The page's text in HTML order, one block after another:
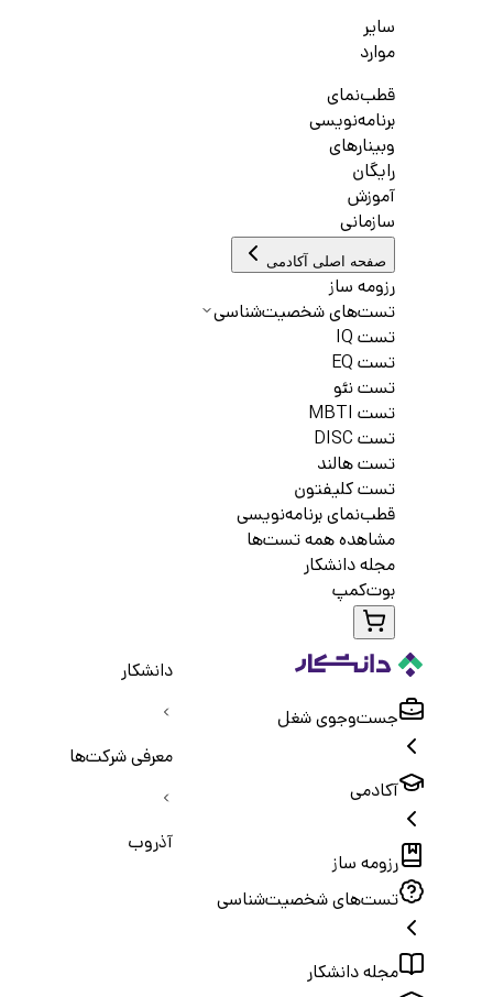
سایر
موارد
قطب‌نمای
برنامه‌نویسی
وبینارهای
رایگان
آموزش
سازمانی
صفحه اصلی آکادمی
رزومه ساز
تست‌های شخصیت‌شناسی
تست IQ
تست EQ
تست نئو
تست MBTI
تست DISC
تست هالند
تست کلیفتون
قطب‌نمای برنامه‌نویسی
مشاهده همه تست‌ها
مجله دانشکار
بوت‌کمپ
جست‌و‌جوی شغل
آکادمی
رزومه ساز
تست‌های شخصیت‌شناسی
مجله دانشکار
دانشکار
معرفی شرکت‌ها
آذروب